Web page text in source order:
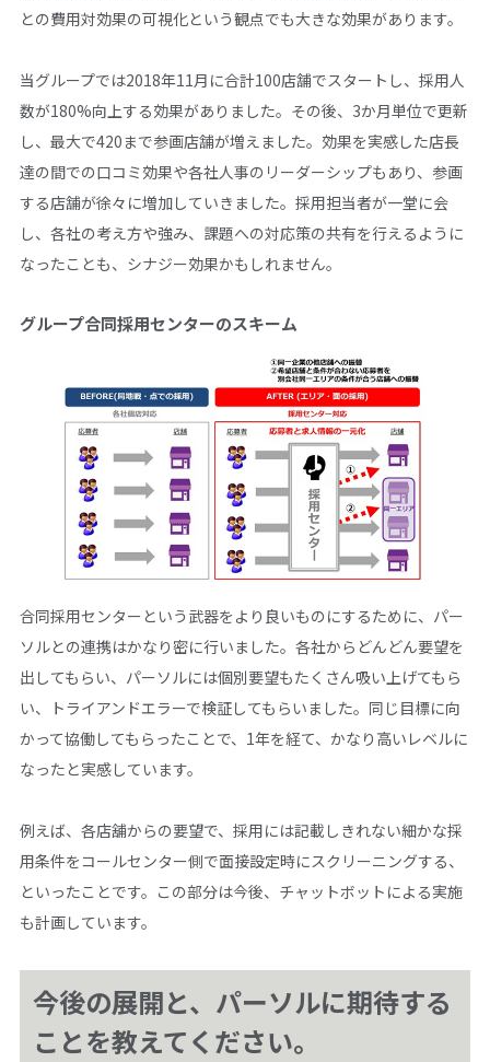
との費用対効果の可視化という観点でも大きな効果があります。
当グループでは2018年11月に合計100店舗でスタートし、採用人
数が180%向上する効果がありました。その後、3か月単位で更新
し、最大で420まで参画店舗が増えました。効果を実感した店長
達の間での口コミ効果や各社人事のリーダーシップもあり、参画
する店舗が徐々に増加していきました。採用担当者が一堂に会
し、各社の考え方や強み、課題への対応策の共有を行えるように
なったことも、シナジー効果かもしれません。
グループ合同採用センターのスキーム
合同採用センターという武器をより良いものにするために、パー
ソルとの連携はかなり密に行いました。各社からどんどん要望を
出してもらい、パーソルには個別要望もたくさん吸い上げてもら
い、トライアンドエラーで検証してもらいました。同じ目標に向
かって協働してもらったことで、1年を経て、かなり高いレベルに
なったと実感しています。
例えば、各店舖からの要望で、採用には記載しきれない細かな採
用条件をコールセンター側で面接設定時にスクリーニングする、
といったことです。この部分は今後、チャットボットによる実施
も計画しています。
今後の展開と、パーソルに期待する
ことを教えてください。